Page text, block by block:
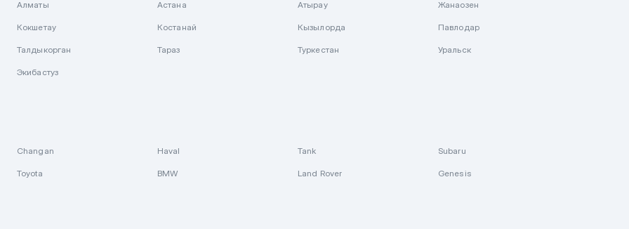
Алматы Астана Атырау Жанаозен
Кокшетау Костанай Кызылорда Павлодар
Талдыкорган Тараз Туркестан Уральск
Экибастуз
Changan Haval Tank Subaru
Toyota BMW Land Rover Genesis